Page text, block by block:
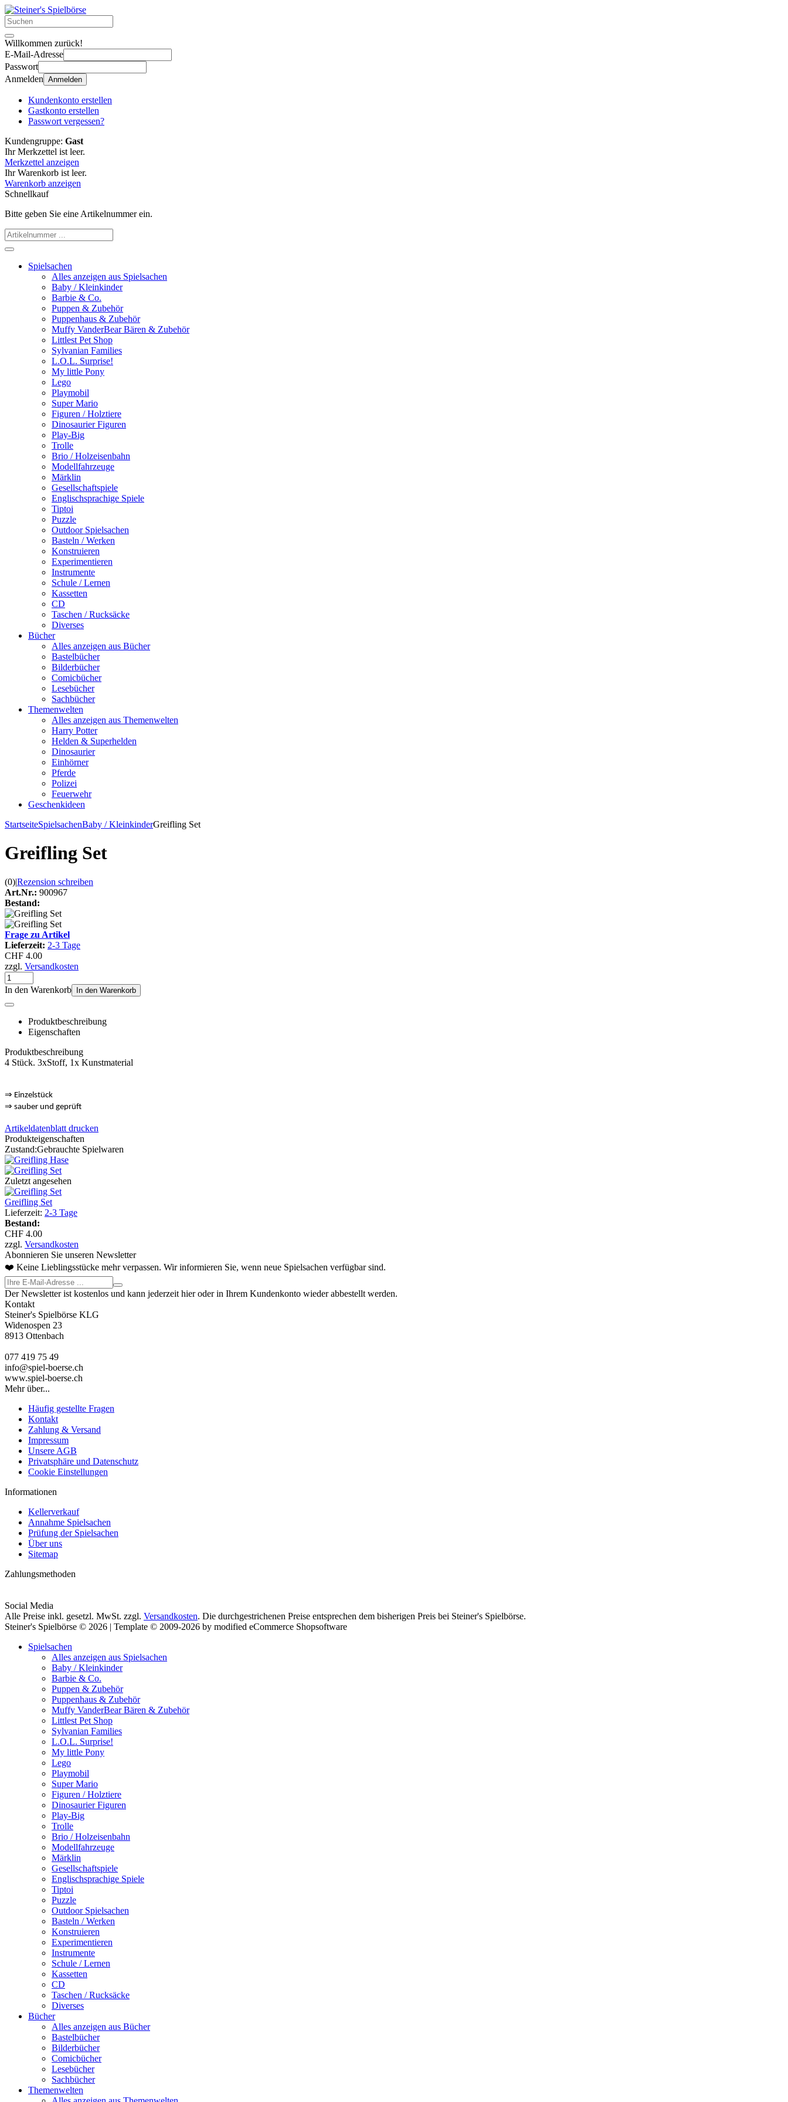
Willkommen zurück!
E-Mail-Adresse
Passwort
Anmelden Anmelden
Kundenkonto erstellen
Gastkonto erstellen
Passwort vergessen?
Kundengruppe: Gast
Ihr Merkzettel ist leer.
Merkzettel anzeigen
Ihr Warenkorb ist leer.
Warenkorb anzeigen
Schnellkauf
Bitte geben Sie eine Artikelnummer ein.
Spielsachen
Alles anzeigen aus Spielsachen
Baby / Kleinkinder
Barbie & Co.
Puppen & Zubehör
Puppenhaus & Zubehör
Muffy VanderBear Bären & Zubehör
Littlest Pet Shop
Sylvanian Families
L.O.L. Surprise!
My little Pony
Lego
Playmobil
Super Mario
Figuren / Holztiere
Dinosaurier Figuren
Play-Big
Trolle
Brio / Holzeisenbahn
Modellfahrzeuge
Märklin
Gesellschaftspiele
Englischsprachige Spiele
Tiptoi
Puzzle
Outdoor Spielsachen
Basteln / Werken
Konstruieren
Experimentieren
Instrumente
Schule / Lernen
Kassetten
CD
Taschen / Rucksäcke
Diverses
Bücher
Alles anzeigen aus Bücher
Bastelbücher
Bilderbücher
Comicbücher
Lesebücher
Sachbücher
Themenwelten
Alles anzeigen aus Themenwelten
Harry Potter
Helden & Superhelden
Dinosaurier
Einhörner
Pferde
Polizei
Feuerwehr
Geschenkideen
StartseiteSpielsachenBaby / KleinkinderGreifling Set
Greifling Set
(0)|Rezension schreiben
Art.Nr.: 900967
Bestand:
Frage zu Artikel
Lieferzeit: 2-3 Tage
CHF 4.00
zzgl. Versandkosten
In den Warenkorb In den Warenkorb
Produktbeschreibung
Eigenschaften
Produktbeschreibung
4 Stück. 3xStoff, 1x Kunstmaterial
⇒ Einzelstück
⇒ sauber und geprüft
Artikeldatenblatt drucken
Produkteigenschaften
Zustand:Gebrauchte Spielwaren
Zuletzt angesehen
Greifling Set
Lieferzeit: 2-3 Tage
Bestand:
CHF 4.00
zzgl. Versandkosten
Abonnieren Sie unseren Newsletter
❤️ Keine Lieblingsstücke mehr verpassen. Wir informieren Sie, wenn neue Spielsachen verfügbar sind.
Der Newsletter ist kostenlos und kann jederzeit hier oder in Ihrem Kundenkonto wieder abbestellt werden.
Kontakt
Steiner's Spielbörse KLG
Widenospen 23
8913 Ottenbach
077 419 75 49
info@spiel-boerse.ch
www.spiel-boerse.ch
Mehr über...
Häufig gestellte Fragen
Kontakt
Zahlung & Versand
Impressum
Unsere AGB
Privatsphäre und Datenschutz
Cookie Einstellungen
Informationen
Kellerverkauf
Annahme Spielsachen
Prüfung der Spielsachen
Über uns
Sitemap
Zahlungsmethoden
Social Media
Alle Preise inkl. gesetzl. MwSt. zzgl. Versandkosten. Die durchgestrichenen Preise entsprechen dem bisherigen Preis bei Steiner's Spielbörse.
Steiner's Spielbörse © 2026 | Template © 2009-2026 by modified eCommerce Shopsoftware
Spielsachen
Alles anzeigen aus Spielsachen
Baby / Kleinkinder
Barbie & Co.
Puppen & Zubehör
Puppenhaus & Zubehör
Muffy VanderBear Bären & Zubehör
Littlest Pet Shop
Sylvanian Families
L.O.L. Surprise!
My little Pony
Lego
Playmobil
Super Mario
Figuren / Holztiere
Dinosaurier Figuren
Play-Big
Trolle
Brio / Holzeisenbahn
Modellfahrzeuge
Märklin
Gesellschaftspiele
Englischsprachige Spiele
Tiptoi
Puzzle
Outdoor Spielsachen
Basteln / Werken
Konstruieren
Experimentieren
Instrumente
Schule / Lernen
Kassetten
CD
Taschen / Rucksäcke
Diverses
Bücher
Alles anzeigen aus Bücher
Bastelbücher
Bilderbücher
Comicbücher
Lesebücher
Sachbücher
Themenwelten